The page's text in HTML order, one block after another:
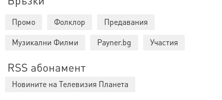
Промо Фолклор
Предавания
Музикални Филми
Payner.bg Участия
RSS абонамент
Новините на Телевизия Планета